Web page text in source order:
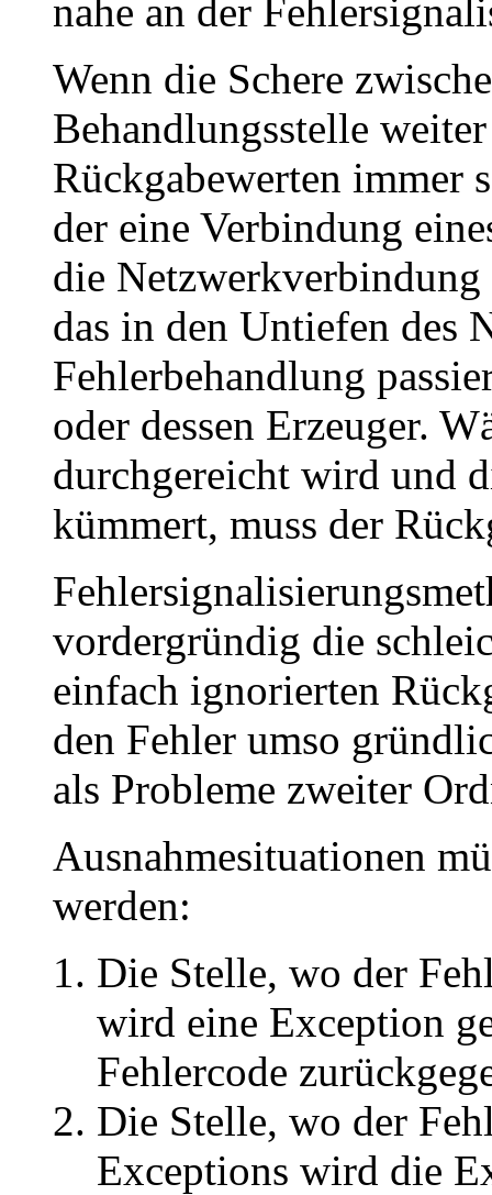
nahe an der
Wenn die Schere
Behandlungsstelle
Rückgabewerten immer
der eine Verbindung
die
das in den Untiefen des
Fehlerbehandlung
oder dessen Erzeuger.
durchgereicht wird und
kümmert, muss der
vordergründig die
einfach ignorierten
den Fehler umso
als Probleme zweiter
Ausnahmesituationen
werden:
Die Stelle, wo der
wird eine Exception
Fehlercode
Die Stelle, wo der
Exceptions wird die